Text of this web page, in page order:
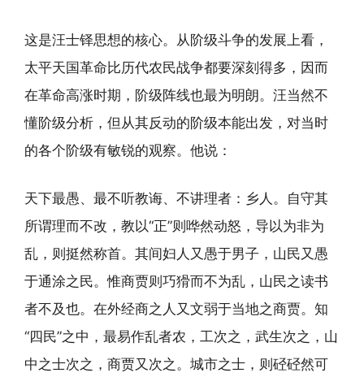
这是汪士铎思想的核心。从阶级斗争的发展上看，
太平天国革命比历代农民战争都要深刻得多，因而
在革命高涨时期，阶级阵线也最为明朗。汪当然不
懂阶级分析，但从其反动的阶级本能出发，对当时
的各个阶级有敏锐的观察。他说：
天下最愚、最不听教诲、不讲理者：乡人。自守其
所谓理而不改，教以“正”则哗然动怒，导以为非为
乱，则挺然称首。其间妇人又愚于男子，山民又愚
于通涂之民。惟商贾则巧猾而不为乱，山民之读书
者不及也。在外经商之人又文弱于当地之商贾。知
“四民”之中，最易作乱者农，工次之，武生次之，山
中之士次之，商贾又次之。城市之士，则硁硁然可